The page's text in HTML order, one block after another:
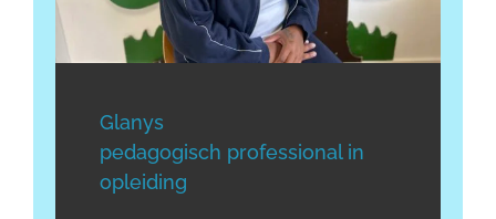
Glanys
pedagogisch professional in
opleiding